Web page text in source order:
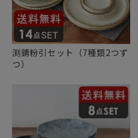
渕錆粉引セット（7種類2つず
つ）